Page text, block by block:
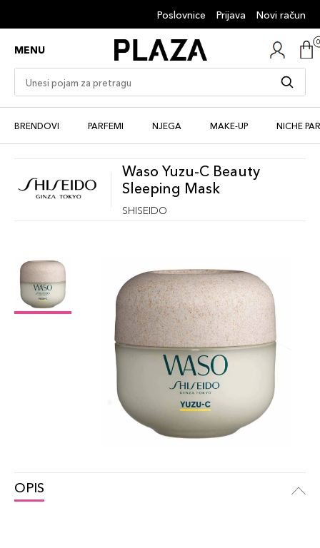
Poslovnice Prijava Novi račun
MENU
BRENDOVI PARFEMI NJEGA MAKE-UP NICHE
Waso Yuzu-C Beauty
Sleeping Mask
SHISEIDO
OPIS